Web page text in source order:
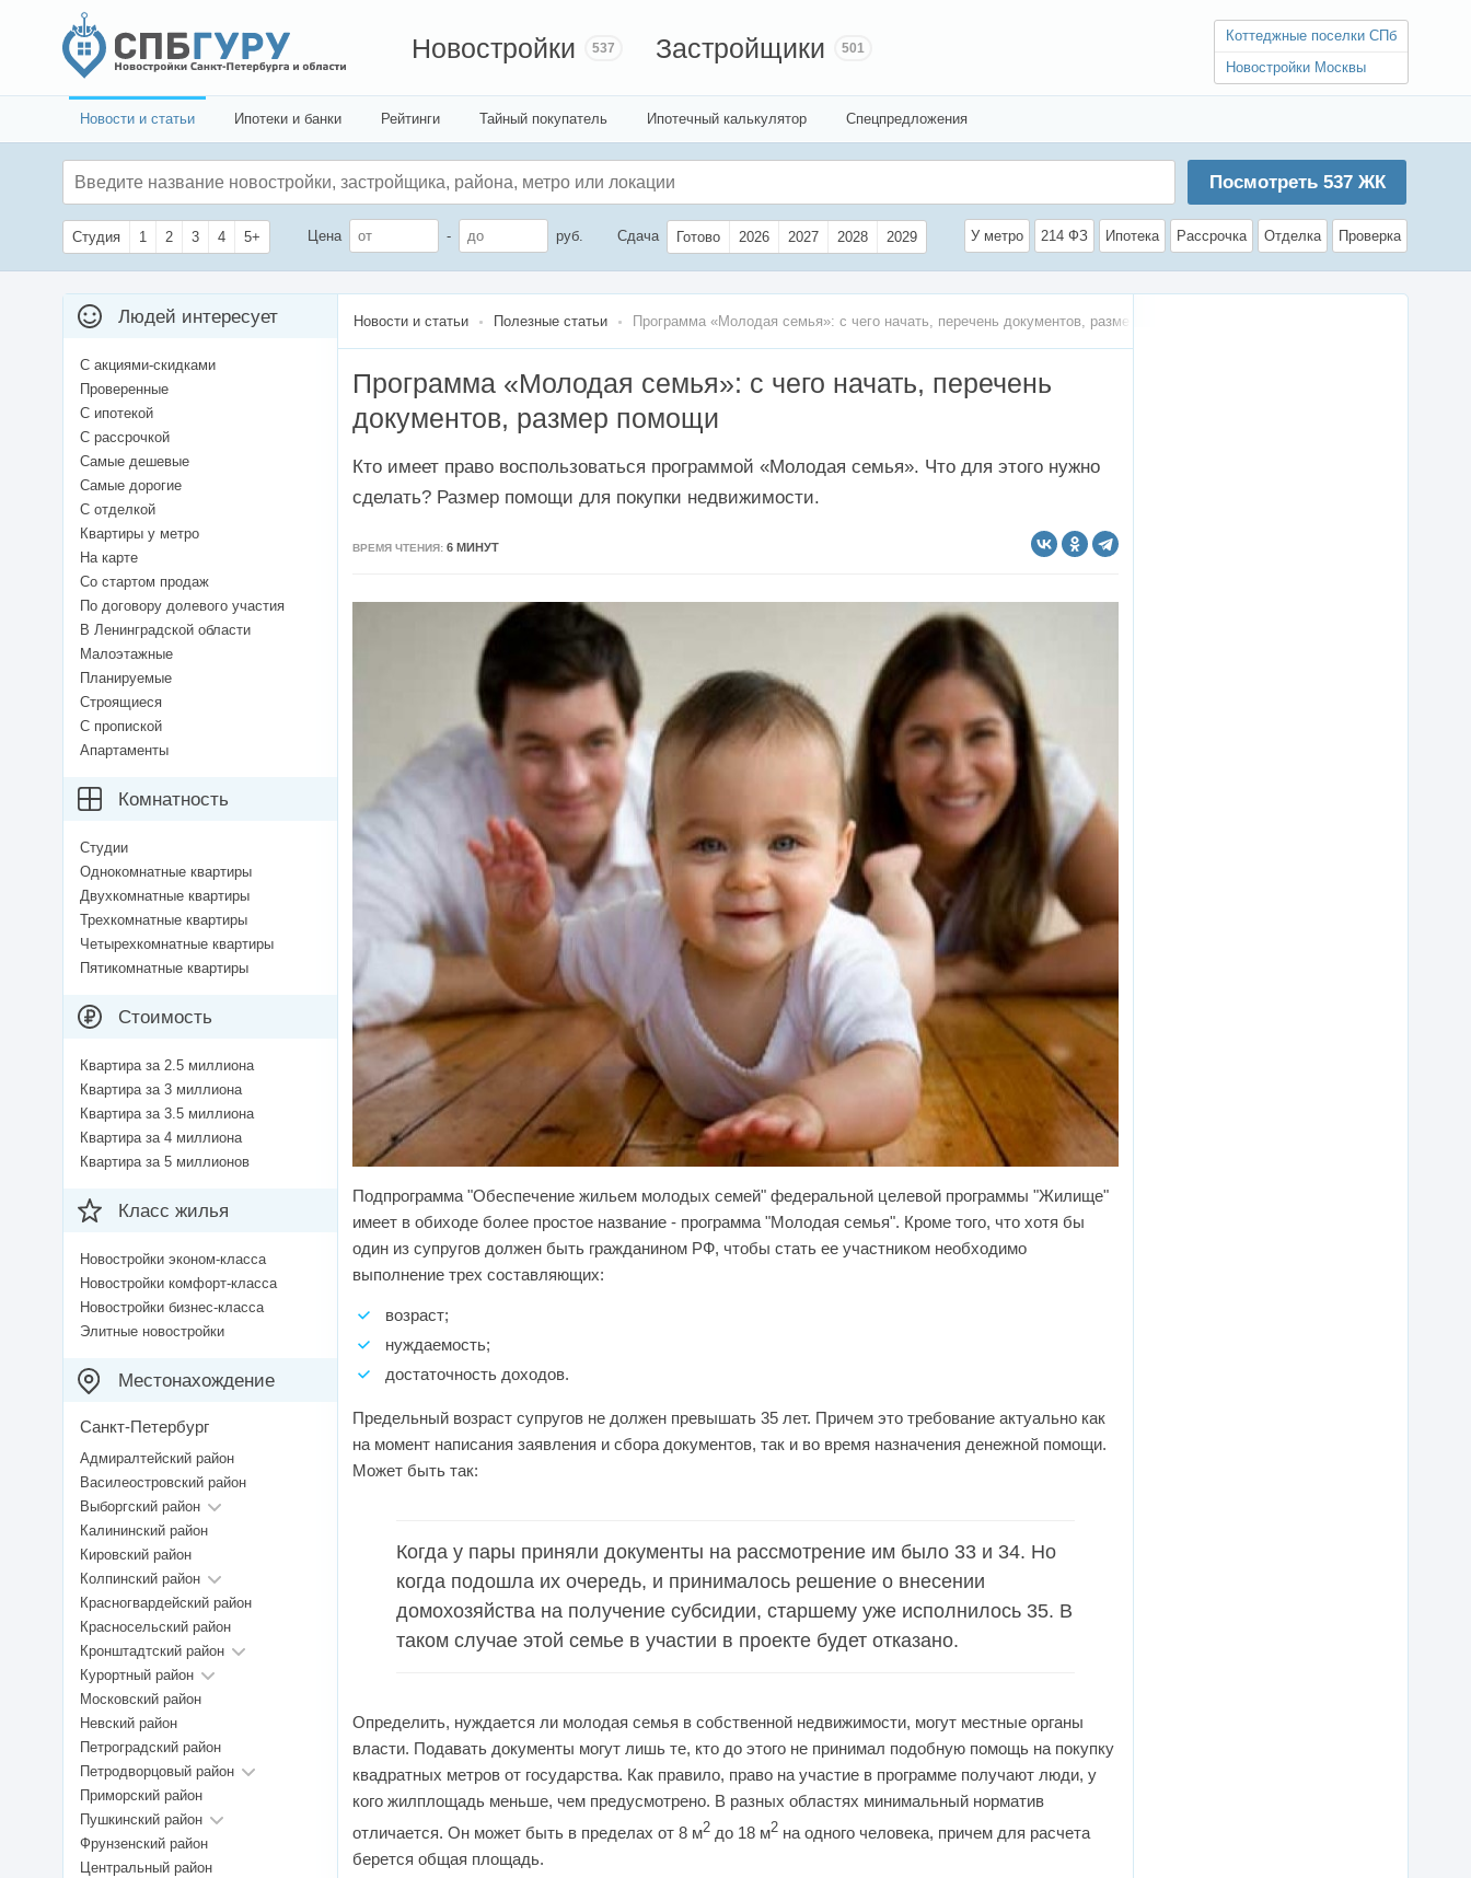
Новостройки 537 Застройщики 501
Коттеджные поселки СПб
Новостройки Москвы
Новости и статьи Ипотеки и банки Рейтинги Тайный покупатель Ипотечный калькулятор Спецпредложения
Посмотреть 537ЖК
Студия 1 2 3 4 5+ Цена - руб. Сдача Готово 2026 2027 2028 2029 У метро 214 ФЗ Ипотека Рассрочка Отделка Проверка
Новости и статьи Полезные статьи Программа «Молодая семья»: с чего начать, перечень документов, размер помощи
Программа «Молодая семья»: с чего начать, перечень
документов, размер помощи
Кто имеет право воспользоваться программой «Молодая семья». Что для этого нужно
сделать? Размер помощи для покупки недвижимости.
ВРЕМЯ ЧТЕНИЯ: 6 МИНУТ
Подпрограмма "Обеспечение жильем молодых семей" федеральной целевой программы "Жилище"
имеет в обиходе более простое название - программа "Молодая семья". Кроме того, что хотя бы
один из супругов должен быть гражданином РФ, чтобы стать ее участником необходимо
выполнение трех составляющих:
возраст;
нуждаемость;
достаточность доходов.
Предельный возраст супругов не должен превышать 35 лет. Причем это требование актуально как
на момент написания заявления и сбора документов, так и во время назначения денежной помощи.
Может быть так:
Когда у пары приняли документы на рассмотрение им было 33 и 34. Но
когда подошла их очередь, и принималось решение о внесении
домохозяйства на получение субсидии, старшему уже исполнилось 35. В
таком случае этой семье в участии в проекте будет отказано.
Определить, нуждается ли молодая семья в собственной недвижимости, могут местные органы
власти. Подавать документы могут лишь те, кто до этого не принимал подобную помощь на покупку
квадратных метров от государства. Как правило, право на участие в программе получают люди, у
кого жилплощадь меньше, чем предусмотрено. В разных областях минимальный норматив
отличается. Он может быть в пределах от 8 м2 до 18 м2 на одного человека, причем для расчета
берется общая площадь.
Людей интересует
С акциями-скидками
Проверенные
С ипотекой
С рассрочкой
Самые дешевые
Самые дорогие
С отделкой
Квартиры у метро
На карте
Со стартом продаж
По договору долевого участия
В Ленинградской области
Малоэтажные
Планируемые
Строящиеся
С пропиской
Апартаменты
Комнатность
Студии
Однокомнатные квартиры
Двухкомнатные квартиры
Трехкомнатные квартиры
Четырехкомнатные квартиры
Пятикомнатные квартиры
Стоимость
Квартира за 2.5 миллиона
Квартира за 3 миллиона
Квартира за 3.5 миллиона
Квартира за 4 миллиона
Квартира за 5 миллионов
Класс жилья
Новостройки эконом-класса
Новостройки комфорт-класса
Новостройки бизнес-класса
Элитные новостройки
Местонахождение
Санкт-Петербург
Адмиралтейский район
Василеостровский район
Выборгский район
Калининский район
Кировский район
Колпинский район
Красногвардейский район
Красносельский район
Кронштадтский район
Курортный район
Московский район
Невский район
Петроградский район
Петродворцовый район
Приморский район
Пушкинский район
Фрунзенский район
Центральный район